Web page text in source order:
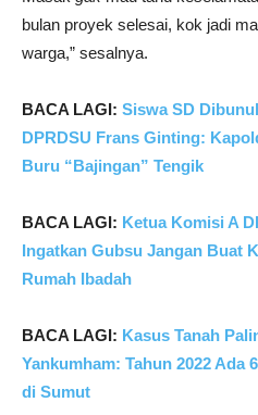
bulan proyek selesai, kok jadi
warga,” sesalnya.
BACA LAGI: Siswa SD
DPRDSU Frans Ginting:
Buru “Bajingan” Tengik
BACA LAGI: Ketua Komisi A
Ingatkan Gubsu Jangan Buat
Rumah Ibadah
BACA LAGI: Kasus Tanah
Yankumham: Tahun 2022 Ada
di Sumut